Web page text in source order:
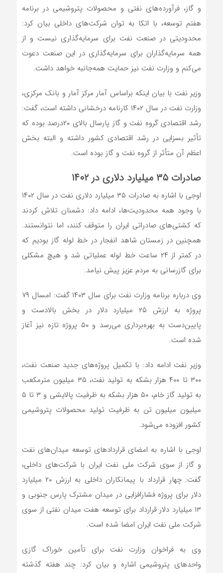
و گاز، فرآورده‌های نفتی و محصولات پتروشیمی در برنامه
هفتم توسعه، با اتکا به توان شرکت‌های داخلی بیان کرد:
محدودیتی در صنعت نفت برای سرمایه‌گذاری نیست و از
همه سرمایه‌گذاران برای سرمایه‌گذاری در این صنعت دعوت
می‌کنم و وزارت نفت نیز حمایت همه‌جانبه خواهد داشت.
وزیر نفت با بیان اینکه براساس آمار مرکز آمار و بانک مرکزی،
وزارت نفت در سال ۱۴۰۲ کارنامه درخشانی داشته است، گفت:
رشد اقتصادی گروه نفت و گاز پارسال بالای ۲۰درصد بوده که
تأثیر بسزایی در رشد اقتصادی کشور داشته و البته بخش
اعظم آن متأثر از گروه نفت و گاز بوده است.
صادرات ۳۵ میلیارد دلاری در ۱۴۰۲
اوجی با اشاره به صادرات ۳۵ میلیارد دلاری نفت در سال ۱۴۰۲
با وجود همه محدودیت‌ها، ادامه داد: دشمنان تلاش کردند
که کشتی‌های صادراتی ایران را متوقف کنند، اما نتوانستند.
همچنین در زمستان شاهد انفجار در خط لوله گاز بودیم که
در کمتر از ۲۴ ساعت خط لوله عملیاتی شد و هیچ مشکلی
برای گازرسانی به مردم عزیز پیش نیامد.
وی درباره برنامه وزارت نفت برای سال ۱۴۰۳ گفت: امسال ۷۹
پروژه به ارزش ۲۵ میلیارد دلار در بخش بالادست و
پایین‌دست به بهره‌برداری می‌رسد و ۵۰ پروژه تازه نیز آغاز
شده است.
وزیر نفت ادامه داد: با تکمیل پروژه‌های جدید صنعت نفت،
۳۰۰ تا ۴۰۰ هزار بشکه به تولید نفت، ۳۵ میلیون مترمکعب
به تولید گاز خام، ۵۰ هزار بشکه به ظرفیت پالایشی و ۳ تا ۵
میلیون میلیون تن به ظرفیت تولید محصولات پتروشیمی
کشور افزوده می‌شود.
اوجی با اشاره به امضای قراردادهای توسعه‌ میدان‌های نفت
و گاز از سوی شرکت ملی نفت ایران با شرکت‌های داخلی،
گفت: چهار قرارداد با پیمانکاران داخلی به ارزش ۲۰ میلیارد
دلار برای پروژه فشارافزایی در میدان مشترک پارس جنوبی و
۱۳ میلیارد دلار قرارداد برای توسعه هفت میدان نفتی از سوی
شرکت ملی نفت ایران امضا شده است.
وی به فراخوان وزارت نفت برای تأمین خوراک گازی
واحدهای پتروشیمی اشاره و بیان کرد: چند هفته گذشته